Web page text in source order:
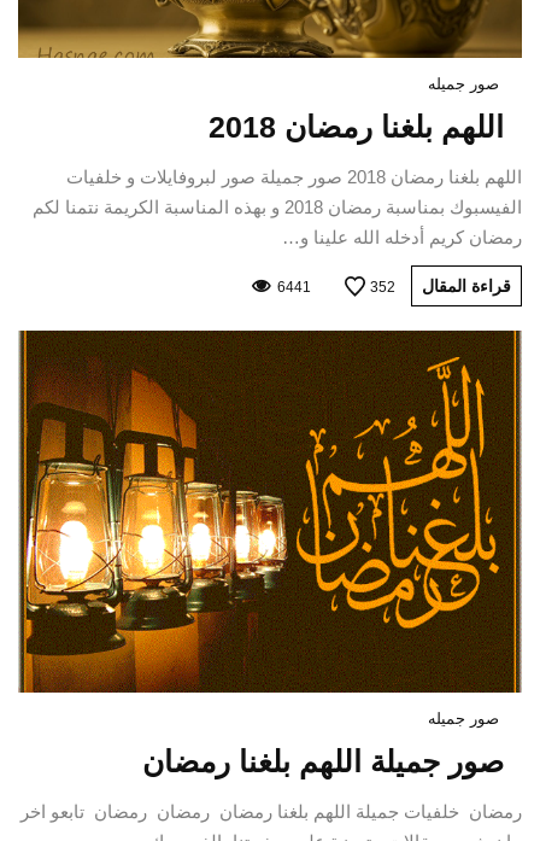
صور جميله
اللهم بلغنا رمضان 2018
اللهم بلغنا رمضان 2018 صور جميلة صور لبروفايلات و خلفيات
الفيسبوك بمناسبة رمضان 2018 و بهذه المناسبة الكريمة نتمنا لكم
رمضان كريم أدخله الله علينا و…
قراءة المقال 352
6441
صور جميله
صور جميلة اللهم بلغنا رمضان
رمضان خلفيات جميلة اللهم بلغنا رمضان رمضان رمضان تابعو اخر